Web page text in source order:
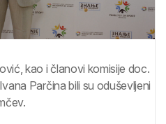
kao i članovi komisije doc.
Parčina bili su oduševljeni